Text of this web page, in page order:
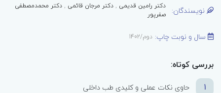
نویسندگان: دکتر رامین قدیمی ,دکتر مرجان قائمی ,دکتر محمدمصطفی
صفرپور
سال و نوبت چاپ: دوم/1402
بررسی کوتاه:
1
حاوی نکات عملی و کلیدی طب داخلی